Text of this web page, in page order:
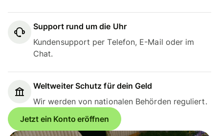
Support rund um die Uhr
Kundensupport per Telefon, E-Mail oder im
Chat.
Weltweiter Schutz für dein Geld
Wir werden von nationalen Behörden reguliert.
Jetzt ein Konto eröffnen